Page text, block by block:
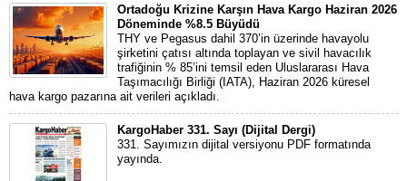
Ortadoğu Krizine Karşın Hava Kargo Haziran 2026
Döneminde %8.5 Büyüdü
THY ve Pegasus dahil 370’in üzerinde havayolu
şirketini çatısı altında toplayan ve sivil havacılık
trafiğinin % 85’ini temsil eden Uluslararası Hava
Taşımacılığı Birliği (IATA), Haziran 2026 küresel
hava kargo pazarına ait verileri açıkladı.
KargoHaber 331. Sayı (Dijital Dergi)
331. Sayımızın dijital versiyonu PDF formatında
yayında.